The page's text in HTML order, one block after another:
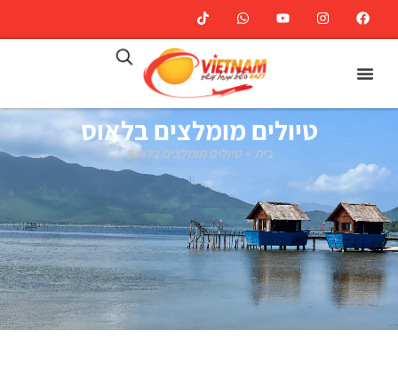
טיולים מומלצים בלאוס
בית>טיולים מומלצים בלאוס